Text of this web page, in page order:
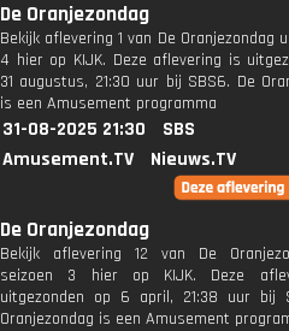
De Oranjezondag
Bekijk aflevering 1 van De Oranjezondag
4 hier op KIJK. Deze aflevering is
31 augustus, 21:30 uur bij SBS6. De
is een Amusement programma
31-08-2025 21:30
SBS
Amusement.TV
Nieuws.TV
De Oranjezondag
Bekijk aflevering 12 van De
seizoen 3 hier op KIJK. Deze
uitgezonden op 6 april, 21:38 uur bij
Oranjezondag is een Amusement